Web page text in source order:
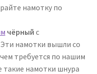
намотку по
чёрный с
намотки вышли со
требуется по нашим
такие намотки шнура